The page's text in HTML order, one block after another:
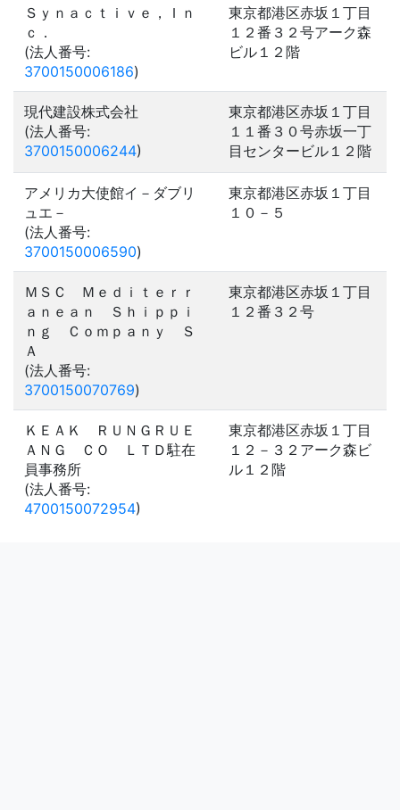
Ｓｙｎａｃｔｉｖｅ，Ｉｎ
ｃ．
(法人番号:
3700150006186)
東京都港区赤坂１丁目
１２番３２号アーク森
ビル１２階
現代建設株式会社
(法人番号:
3700150006244)
東京都港区赤坂１丁目
１１番３０号赤坂一丁
目センタービル１２階
アメリカ大使館イ－ダブリ
ュエ－
(法人番号:
3700150006590)
東京都港区赤坂１丁目
１０－５
ＭＳＣ Ｍｅｄｉｔｅｒｒ
ａｎｅａｎ Ｓｈｉｐｐｉ
ｎｇ Ｃｏｍｐａｎｙ Ｓ
Ａ
(法人番号:
3700150070769)
東京都港区赤坂１丁目
１２番３２号
ＫＥＡＫ ＲＵＮＧＲＵＥ
ＡＮＧ ＣＯ ＬＴＤ駐在
員事務所
(法人番号:
4700150072954)
東京都港区赤坂１丁目
１２－３２アーク森ビ
ル１２階